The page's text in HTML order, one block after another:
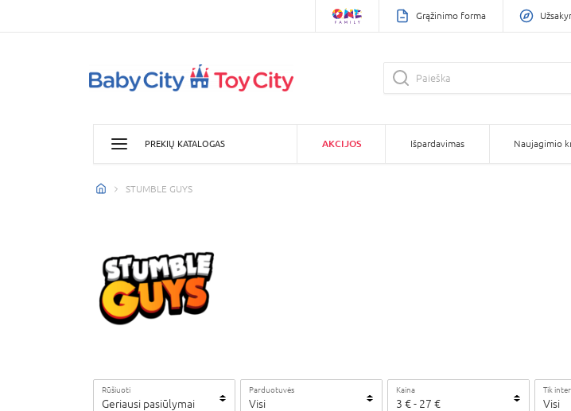
Grąžinimo forma
PREKIŲ KATALOGAS AKCIJOS Išpardavimas Naujagimio
STUMBLE GUYS
Rūšiuoti
Geriausi pasiūlymai
Parduotuvės
Visi
Kaina
3 €- 27 €
Tik
Visi